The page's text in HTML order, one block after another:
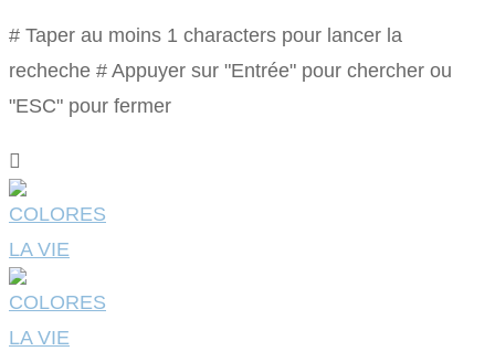
# Taper au moins 1 characters pour lancer la
recheche # Appuyer sur "Entrée" pour chercher ou
"ESC" pour fermer